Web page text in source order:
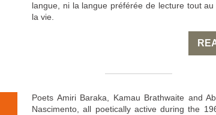
langue, ni la langue préférée de lecture tout
la vie.
Poets Amiri Baraka, Kamau Brathwaite and
Nascimento, all poetically active during the